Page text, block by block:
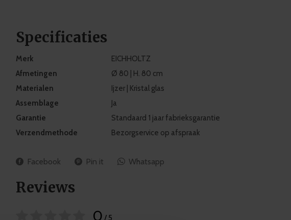
Specificaties
Merk
EICHHOLTZ
Afmetingen
Ø 80 | H. 80 cm
Materialen
Ijzer | Kristal glas
Assemblage
Ja
Garantie
Standaard 1 jaar fabrieksgarantie
Verzendmethode
Bezorgservice op afspraak
Facebook Pin it Whatsapp
Reviews
0 / 5